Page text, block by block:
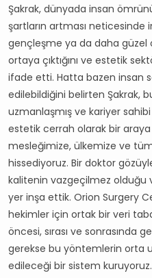
Şakrak, dünyada insan
şartların artması neticesinde
gençleşme ya da daha güzel
ortaya çıktığını ve estetik
ifade etti. Hatta bazen insan
edilebildiğini belirten Şakrak,
uzmanlaşmış ve kariyer
estetik cerrah olarak bir araya
mesleğimize, ülkemize ve
hissediyoruz. Bir doktor
kalitenin vazgeçilmez olduğu
yer inşa ettik. Orion Surgery
hekimler için ortak bir veri
öncesi, sırası ve sonrasında
gerekse bu yöntemlerin orta
edileceği bir sistem